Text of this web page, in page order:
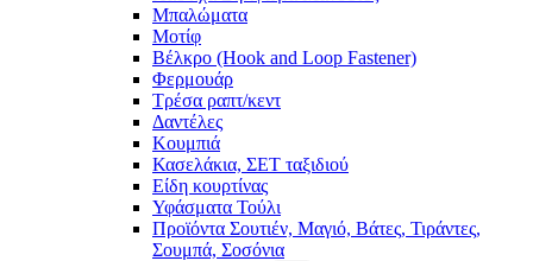
Μπαλώματα
Mοτίφ
Βέλκρο (Hook and Loop Fastener)
Φερμουάρ
Τρέσα ραπτ/κεντ
Δαντέλες
Κουμπιά
Κασελάκια, ΣΕΤ ταξιδιού
Είδη κουρτίνας
Υφάσματα Τούλι
Προϊόντα Σουτιέν, Μαγιό, Βάτες, Τιράντες,
Σουμπά, Σοσόνια